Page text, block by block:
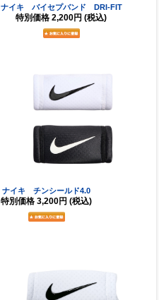
ナイキ バイセプバンド DRI-FIT
特別価格 2,200円 (税込)
ナイキ チンシールド4.0
特別価格 3,200円 (税込)